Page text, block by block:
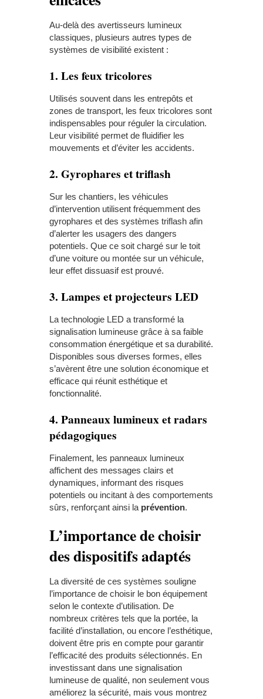
Au-delà des avertisseurs lumineux
classiques, plusieurs autres types de
systèmes de visibilité existent :
1. Les feux tricolores
Utilisés souvent dans les entrepôts et
zones de transport, les feux tricolores sont
indispensables pour réguler la circulation.
Leur visibilité permet de fluidifier les
mouvements et d’éviter les accidents.
2. Gyrophares et triflash
Sur les chantiers, les véhicules
d’intervention utilisent fréquemment des
gyrophares et des systèmes triflash afin
d’alerter les usagers des dangers
potentiels. Que ce soit chargé sur le toit
d’une voiture ou montée sur un véhicule,
leur effet dissuasif est prouvé.
3. Lampes et projecteurs LED
La technologie LED a transformé la
signalisation lumineuse grâce à sa faible
consommation énergétique et sa durabilité.
Disponibles sous diverses formes, elles
s’avèrent être une solution économique et
efficace qui réunit esthétique et
fonctionnalité.
4. Panneaux lumineux et radars
pédagogiques
Finalement, les panneaux lumineux
affichent des messages clairs et
dynamiques, informant des risques
potentiels ou incitant à des comportements
sûrs, renforçant ainsi la prévention.
L’importance de choisir
des dispositifs adaptés
La diversité de ces systèmes souligne
l’importance de choisir le bon équipement
selon le contexte d’utilisation. De
nombreux critères tels que la portée, la
facilité d’installation, ou encore l’esthétique,
doivent être pris en compte pour garantir
l’efficacité des produits sélectionnés. En
investissant dans une signalisation
lumineuse de qualité, non seulement vous
améliorez la sécurité, mais vous montrez